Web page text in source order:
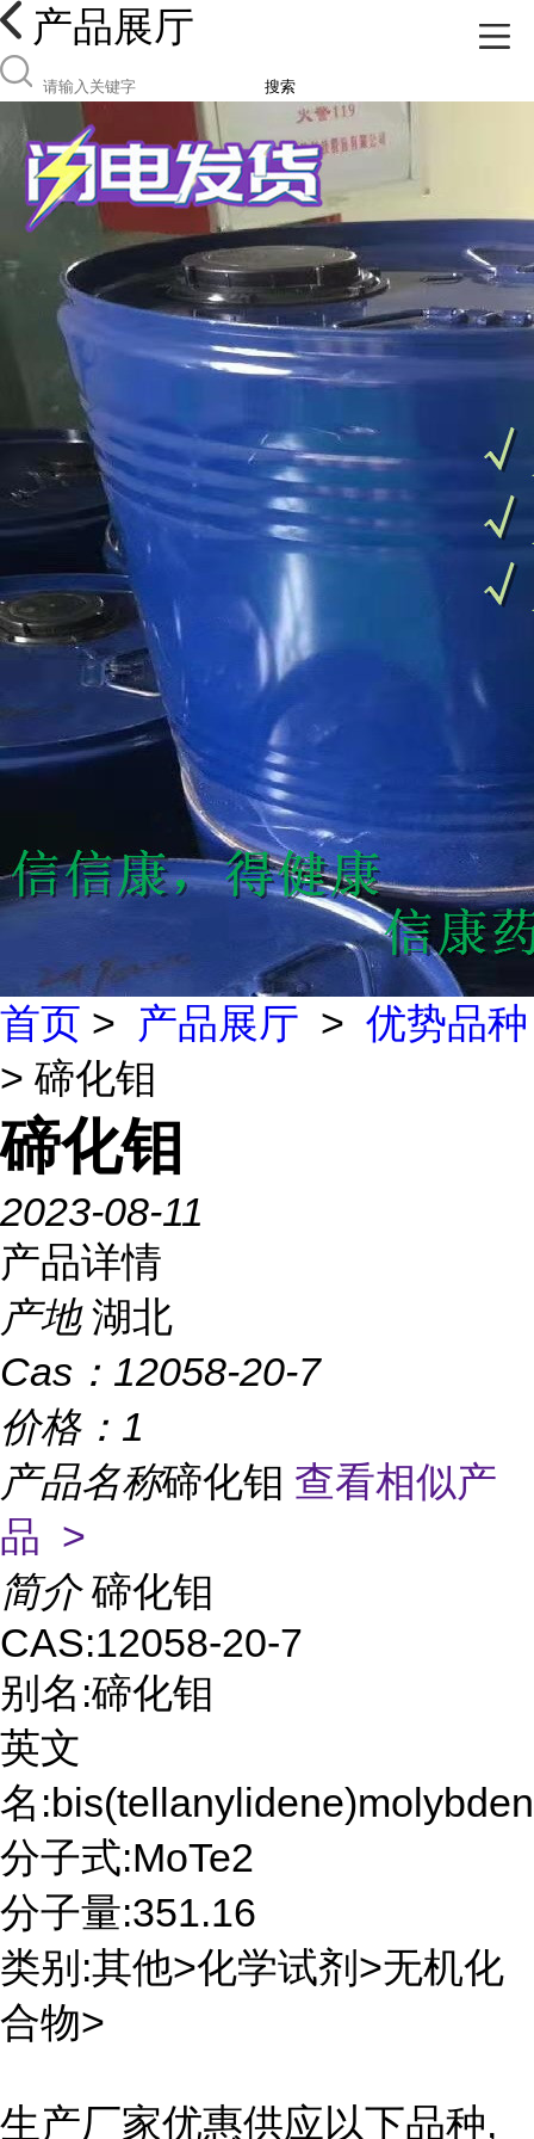
产品展厅
搜索
首页 > 产品展厅 > 优势品种
> 碲化钼
碲化钼
2023-08-11
产品详情
产地 湖北
Cas： 12058-20-7
价格： 1
产品名称碲化钼 查看相似产
品 >
简介 碲化钼
CAS:12058-20-7
别名:碲化钼
英文
名
分子式:MoTe2
分子量:351.16
类别:其他>化学试剂>无机化
合物>
生产厂家优惠供应以下品种,